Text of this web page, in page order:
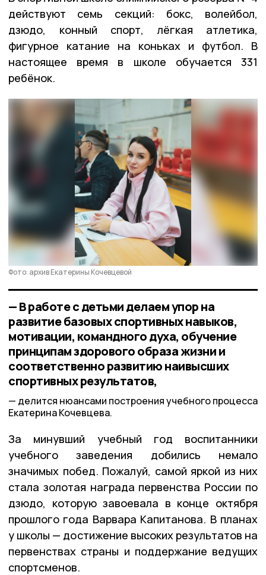
действуют семь секций: бокс, волейбол,
дзюдо, конный спорт, лёгкая атлетика,
фигурное катание на коньках и футбол. В
настоящее время в школе обучается 331
ребёнок.
Фото: архив Екатерины Кочевцевой
— В работе с детьми делаем упор на
развитие базовых спортивных навыков,
мотивации, командного духа, обучение
принципам здорового образа жизни и
соответственно развитию наивысших
спортивных результатов,
делится нюансами построения учебного процесса
Екатерина Кочевцева.
За минувший учебный год воспитанники
учебного заведения добились немало
значимых побед. Пожалуй, самой яркой из них
стала золотая награда первенства России по
дзюдо, которую завоевала в конце октября
прошлого года Варвара Капитанова. В планах
у школы — достижение высоких результатов на
первенствах страны и поддержание ведущих
спортсменов.